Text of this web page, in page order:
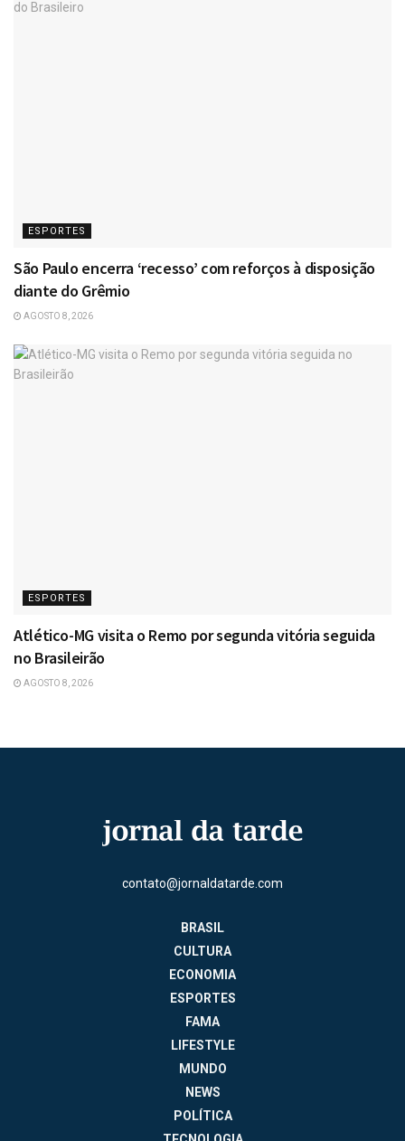
ESPORTES
São Paulo encerra ‘recesso’ com reforços à disposição
diante do Grêmio
AGOSTO 8, 2026
ESPORTES
Atlético-MG visita o Remo por segunda vitória seguida
no Brasileirão
AGOSTO 8, 2026
contato@jornaldatarde.com
BRASIL
CULTURA
ECONOMIA
ESPORTES
FAMA
LIFESTYLE
MUNDO
NEWS
POLÍTICA